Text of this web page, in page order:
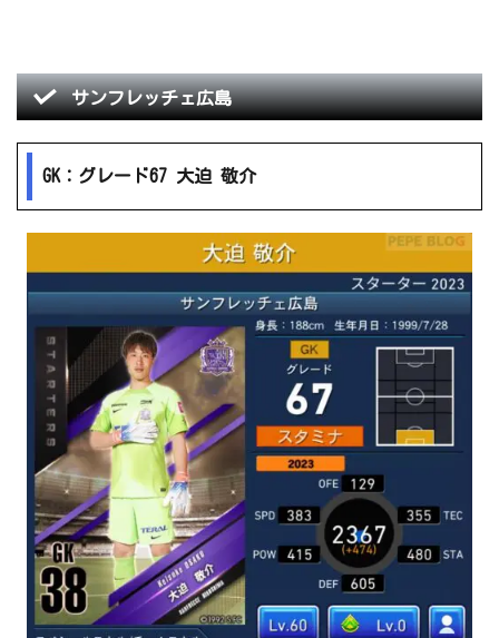
サンフレッチェ広島
GK：グレード67 大迫 敬介